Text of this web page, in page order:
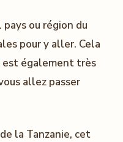
ou région du
pour y aller. Cela
est également très
allez passer
la Tanzanie, cet